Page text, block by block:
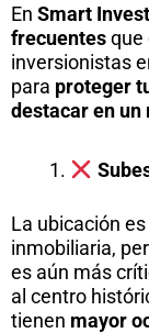
En Smart
frecuentesque
inversionistas
para proteger
destacar en
La ubicación
inmobiliaria,
es aún más
al centro
tienen mayor